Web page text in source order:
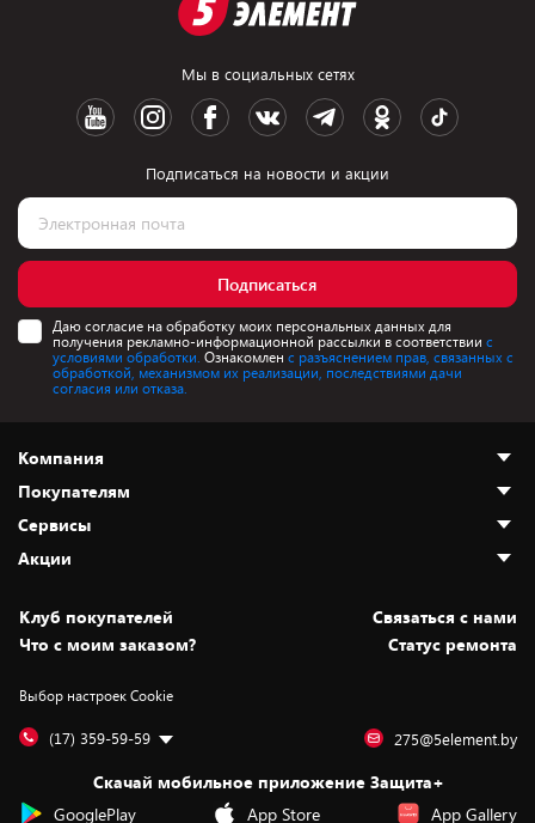
Мы в социальных сетях
Подписаться на новости и акции
Подписаться
Даю согласие на обработку моих персональных данных для
получения рекламно-информационной рассылки в соответствии с
условиями обработки. Ознакомлен с разъяснением прав, связанных с
обработкой, механизмом их реализации, последствиями дачи
согласия или отказа.
Компания
О нас
Адреса магазинов
Новости
Статьи и обзоры
Вакансии
Дай пять добру!
Покупателям
Как сделать заказ
Оплата и доставка
Безналичный расчёт
Обмен и возврат товара
Обработка персональных данных
Подарочные карты
Сервисы
Установка техники
Для игровых консолей
Для мобильных устройств
Для компьютеров
Сервисные центры
Акции
Скидки и промокоды
Белорусские товары
Бонусы
Оплата частями
Уценка
Клуб покупателей
Cвязаться с нами
Что с моим заказом?
Статус ремонта
Выбор настроек Cookie
(17) 359-59-59 275@5element.by
Скачай мобильное приложение Защита+
GooglePlay
App Store App Gallery